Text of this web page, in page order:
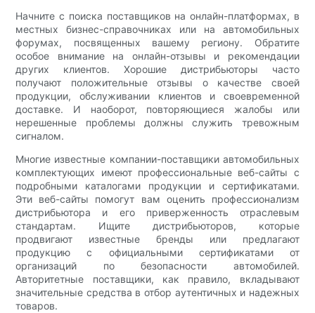
Начните с поиска поставщиков на онлайн-платформах, в
местных бизнес-справочниках или на автомобильных
форумах, посвященных вашему региону. Обратите
особое внимание на онлайн-отзывы и рекомендации
других клиентов. Хорошие дистрибьюторы часто
получают положительные отзывы о качестве своей
продукции, обслуживании клиентов и своевременной
доставке. И наоборот, повторяющиеся жалобы или
нерешенные проблемы должны служить тревожным
сигналом.
Многие известные компании-поставщики автомобильных
комплектующих имеют профессиональные веб-сайты с
подробными каталогами продукции и сертификатами.
Эти веб-сайты помогут вам оценить профессионализм
дистрибьютора и его приверженность отраслевым
стандартам. Ищите дистрибьюторов, которые
продвигают известные бренды или предлагают
продукцию с официальными сертификатами от
организаций по безопасности автомобилей.
Авторитетные поставщики, как правило, вкладывают
значительные средства в отбор аутентичных и надежных
товаров.